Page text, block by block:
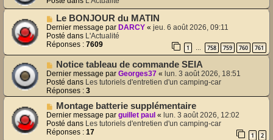
e
s
a
g
e
v
e
a
u
m
e
s
a
g
e
N
o
u
v
a
u
m
e
s
s
a
g
e
Le BONJOUR du MATIN
Dernier message par DARCY « jeu. 6 août 2026, 09:11
Posté dans L'Actualité
Réponses : 7609 1 … 758 759 760 761
N
o
u
v
e
u
m
e
Notice tableau de commande SEIA
Dernier message par Georges37 « lun. 3 août 2026, 18:51
Posté dans Les tutoriels d'entretien d'un camping-car
Réponses : 3
N
o
u
v
Montage batterie supplémentaire
Dernier message par guillet paul « lun. 3 août 2026, 12:02
Posté dans Les tutoriels d'entretien d'un camping-car
Réponses : 17 1 2